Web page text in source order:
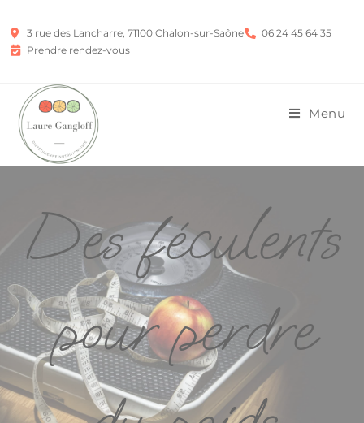
3 rue des Lancharre, 71100 Chalon-sur-Saône
06 24 45 64 35
Prendre rendez-vous
Menu
Des féculents
pour perdre